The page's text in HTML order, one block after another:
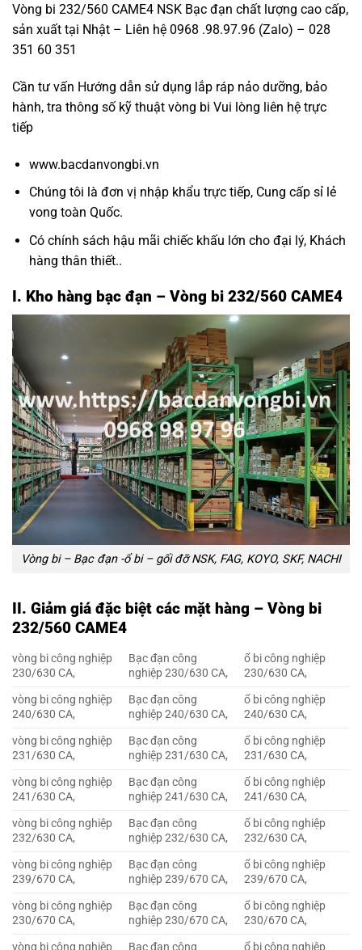
Vòng bi 232/560 CAME4 NSK Bạc đạn chất lượng cao cấp,
sản xuất tại Nhật – Liên hệ 0968 .98.97.96 (Zalo) – 028
351 60 351
Cần tư vấn Hướng dẫn sử dụng lắp ráp nảo dưỡng, bảo
hành, tra thông số kỹ thuật vòng bi Vui lòng liên hệ trực
tiếp
www.bacdanvongbi.vn
Chúng tôi là đơn vị nhập khẩu trực tiếp, Cung cấp sỉ lẻ
vong toàn Quốc.
Có chính sách hậu mãi chiếc khấu lớn cho đại lý, Khách
hàng thân thiết..
I. Kho hàng bạc đạn – Vòng bi 232/560 CAME4
Vòng bi – Bạc đạn -ổ bi – gối đỡ NSK, FAG, KOYO, SKF, NACHI
II. Giảm giá đặc biệt các mặt hàng – Vòng bi
232/560 CAME4
vòng bi công nghiệp
230/630 CA,
Bạc đạn công
nghiệp 230/630 CA,
ổ bi công nghiệp
230/630 CA,
vòng bi công nghiệp
240/630 CA,
Bạc đạn công
nghiệp 240/630 CA,
ổ bi công nghiệp
240/630 CA,
vòng bi công nghiệp
231/630 CA,
Bạc đạn công
nghiệp 231/630 CA,
ổ bi công nghiệp
231/630 CA,
vòng bi công nghiệp
241/630 CA,
Bạc đạn công
nghiệp 241/630 CA,
ổ bi công nghiệp
241/630 CA,
vòng bi công nghiệp
232/630 CA,
Bạc đạn công
nghiệp 232/630 CA,
ổ bi công nghiệp
232/630 CA,
vòng bi công nghiệp
239/670 CA,
Bạc đạn công
nghiệp 239/670 CA,
ổ bi công nghiệp
239/670 CA,
vòng bi công nghiệp
230/670 CA,
Bạc đạn công
nghiệp 230/670 CA,
ổ bi công nghiệp
230/670 CA,
vòng bi công nghiệp
Bạc đạn công ổ bi công nghiệp